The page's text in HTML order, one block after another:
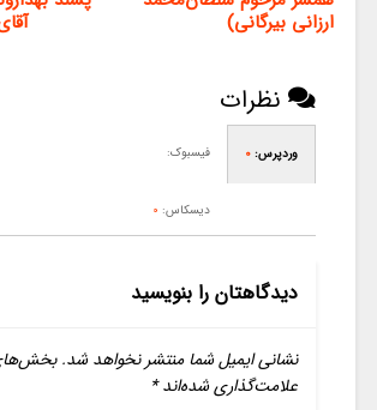
ارزانی بیرگانی)
نظرات
وردپرس: 0 فیسبوک:
دیسکاس: 0
دیدگاهتان را بنویسید
نشانی ایمیل شما منتشر نخواهد شد. بخش‌های
علامت‌گذاری شده‌اند*